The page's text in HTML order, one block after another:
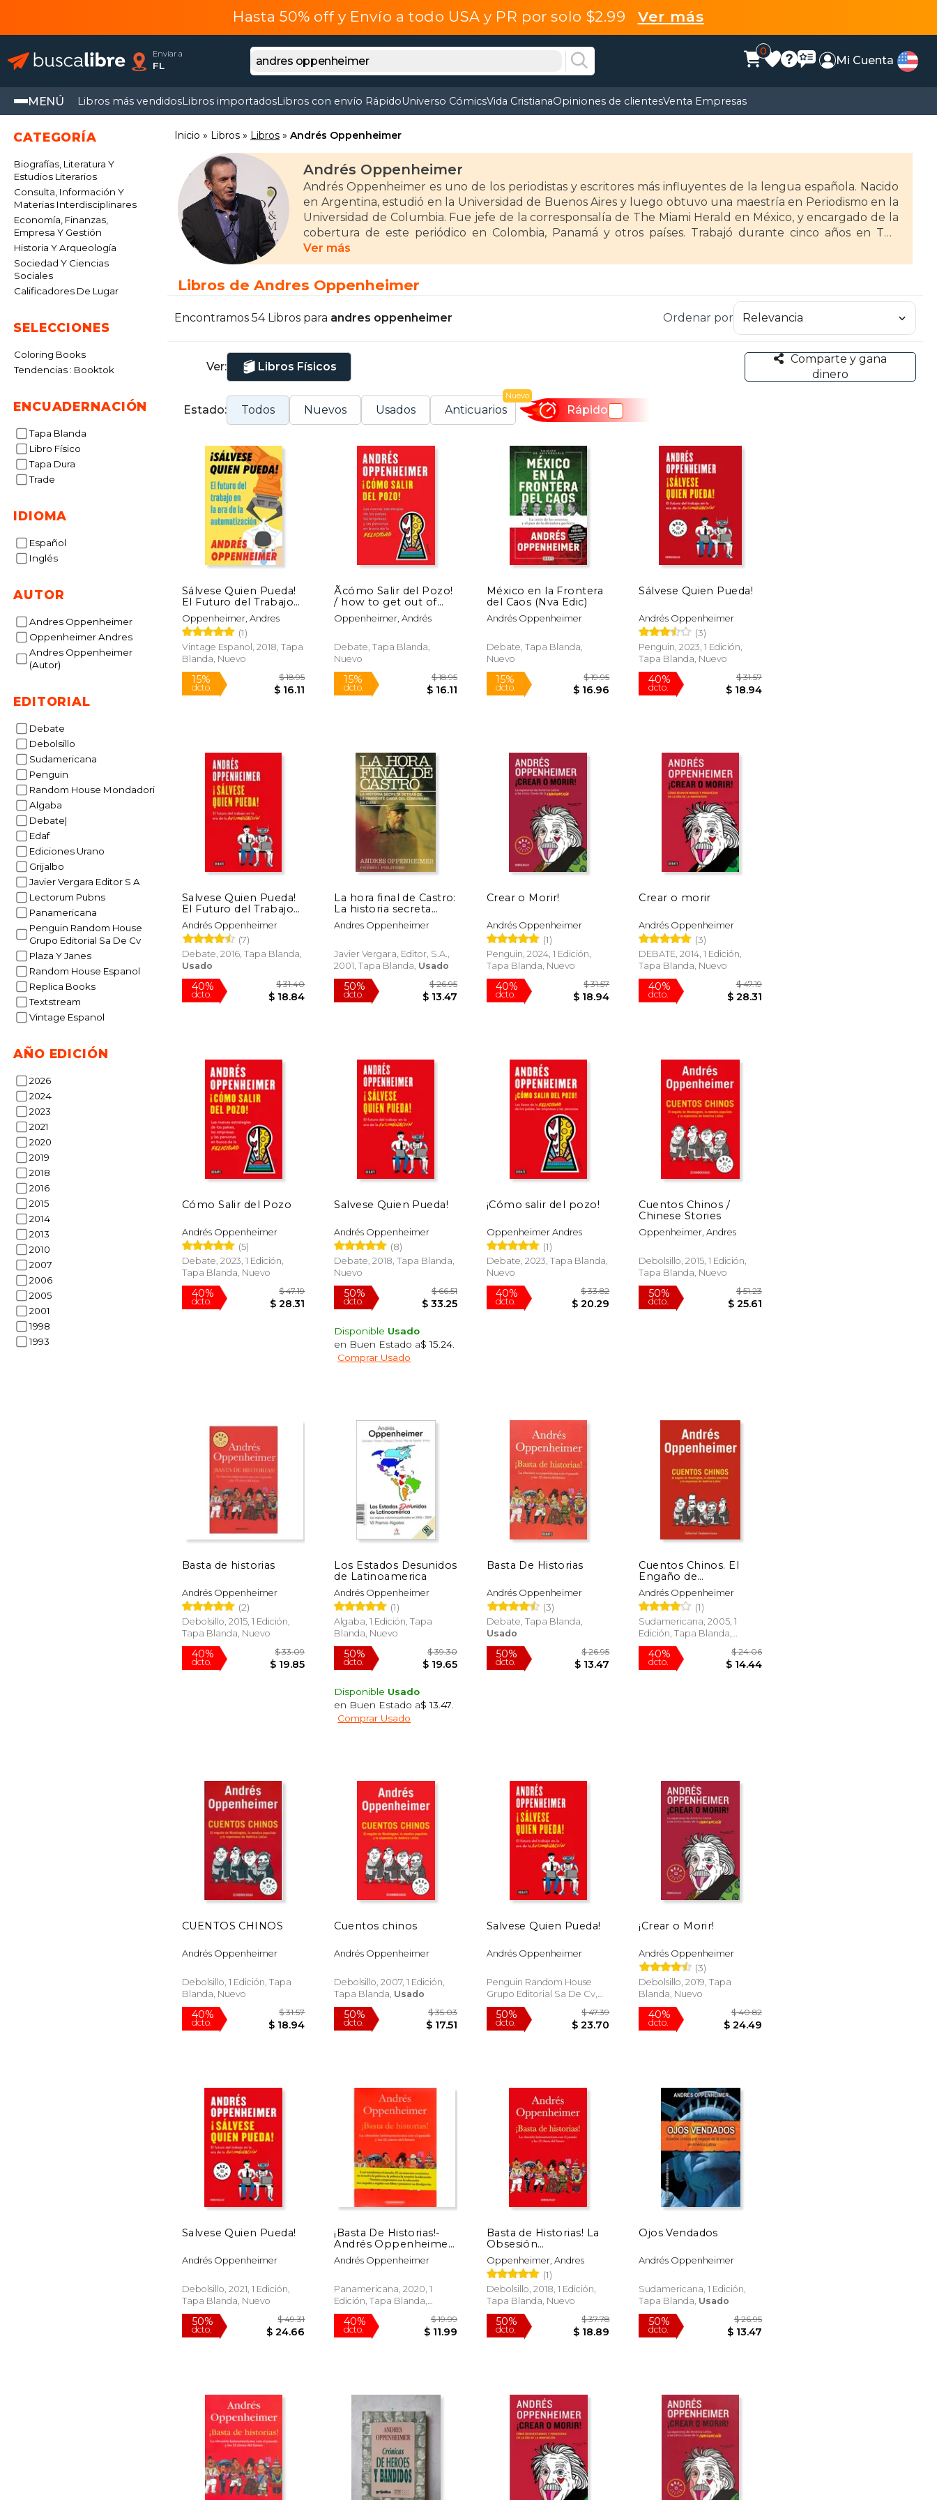
Hasta 50% off y Envío a todo USA y PR por solo $2.99 Ver más
Enviar a
FL
0
Mi Cuenta
MENÚ Libros más vendidosLibros importadosLibros con envío RápidoUniverso CómicsVida CristianaOpiniones de clientesVenta Empresas
CATEGORÍA
Biografías, Literatura Y
Estudios Literarios
Consulta, Información Y
Materias Interdisciplinares
Economía, Finanzas,
Empresa Y Gestión
Historia Y Arqueología
Sociedad Y Ciencias
Sociales
Calificadores De Lugar
SELECCIONES
Coloring Books
Tendencias : Booktok
ENCUADERNACIÓN
Tapa Blanda
Libro Físico
Tapa Dura
Trade
IDIOMA
Español
Inglés
AUTOR
Andres Oppenheimer
Oppenheimer Andres
Andres Oppenheimer
(Autor)
EDITORIAL
Debate
Debolsillo
Sudamericana
Penguin
Random House Mondadori
Algaba
Debate|
Edaf
Ediciones Urano
Grijalbo
Javier Vergara Editor S A
Lectorum Pubns
Panamericana
Penguin Random House
Grupo Editorial Sa De Cv
Plaza Y Janes
Random House Espanol
Replica Books
Textstream
Vintage Espanol
AÑO EDICIÓN
2026
2024
2023
2021
2020
2019
2018
2016
2015
2014
2013
2010
2007
2006
2005
2001
1998
1993
Inicio Libros Libros Andrés Oppenheimer
Andrés Oppenheimer
Andrés Oppenheimer es uno de los periodistas y escritores más influyentes de la lengua española. Nacido
en Argentina, estudió en la Universidad de Buenos Aires y luego obtuvo una maestría en Periodismo en la
Universidad de Columbia. Fue jefe de la corresponsalía de The Miami Herald en México, y encargado de la
cobertura de este periódico en Colombia, Panamá y otros países. Trabajó durante cinco años en The
Associated Press en Nueva York y ha escrito para The New York Times, The Washington Post, The New
Republic, CBS News y El País, de España. Actualmente es columnista de The Miami Herald y conductor del
programa Oppenheimer Presenta en Foro TV y CNN en Español. Sus libros más recientes son Crear o morir,
Basta de historias, Cuentos chinos y Crónicas de héroes y bandidos. Fue ganador del Premio Pulitzer de
1987 junto con el equipo de The Miami Herald que descubrió el escándalo Irán-Contras; recibió los premios
Ortega y Gasset del periódico El País; el Premio Rey de España, otorgado por la agencia EFE; el Maria
de la Academia Nacional de Televisión, Artes y Ciencias de Estados Unidos. Ha sido distinguido con
doctorados honoris causa por la Universidad ESAN de Perú, la Universidad Domingo Savio de Bolivia y la
Universidad Galileo de Guatemala.
Ver más
Libros de Andres Oppenheimer
Encontramos 54 Libros para andres oppenheimer Ordenar por
Ver: Libros Físicos
Comparte y gana
dinero
Estado: Todos Nuevos Usados Anticuarios
Nuevo
Rápido
Sálvese Quien Pueda!
El Futuro del Trabajo
en la era de la
Automatización
Oppenheimer, Andres
(1)
Vintage Espanol, 2018, Tapa
Blanda, Nuevo
15%
dcto.
Ãcómo Salir del Pozo!
/ how to get out of
the Well!
Oppenheimer, Andrés
Debate, Tapa Blanda,
Nuevo
15%
dcto.
México en la Frontera
del Caos (Nva Edic)
Andrés Oppenheimer
Debate, Tapa Blanda,
Nuevo
15% $ 19.95
$ 16.96
Sálvese Quien Pueda!
Andrés Oppenheimer
(3)
Penguin, 2023, 1 Edición,
Tapa Blanda, Nuevo
40%
Salvese Quien Pueda!
El Futuro del Trabajo
en la era de la
Automatiza
Andrés Oppenheimer
(7)
Debate, 2016, Tapa Blanda,
Usado
40%
dcto.
La hora final de Castro:
La historia secreta
detrás de la inminente
caída del comunismo
Andres Oppenheimer
Javier Vergara, Editor, S.A.,
2001, Tapa Blanda, Usado
50%
dcto.
Crear o Morir!
Andrés Oppenheimer
(1)
Penguin, 2024, 1 Edición,
Tapa Blanda, Nuevo
40%
dcto.
$ 31.57
$ 18.94
Crear o morir
Andrés Oppenheimer
(3)
DEBATE, 2014, 1 Edición,
Tapa Blanda, Nuevo
40%
dcto.
Cómo Salir del Pozo
Andrés Oppenheimer
(5)
Debate, 2023, 1 Edición,
Tapa Blanda, Nuevo
40%
dcto.
Salvese Quien Pueda!
Andrés Oppenheimer
(8)
Debate, 2018, Tapa Blanda,
Nuevo
50%
dcto.
Disponible Usado
en Buen Estado a$ 15.24
Comprar Usado
¡Cómo salir del pozo!
Oppenheimer Andres
(1)
Debate, 2023, Tapa Blanda,
Nuevo
40%
dcto. $ 20.29
Cuentos Chinos /
Chinese Stories
Oppenheimer, Andres
Debolsillo, 2015, 1 Edición,
Tapa Blanda, Nuevo
dcto.
Basta de historias
Andrés Oppenheimer
(2)
Debolsillo, 2015, 1 Edición,
Tapa Blanda, Nuevo
40%
dcto.
Los Estados Desunidos
de Latinoamerica
Andrés Oppenheimer
(1)
Algaba, 1 Edición, Tapa
Blanda, Nuevo
50%
dcto.
Disponible Usado
en Buen Estado a$ 13.47
Comprar Usado
Basta De Historias
Andrés Oppenheimer
(3)
Debate, Tapa Blanda,
Usado
50%
dcto.
Cuentos Chinos. El
Engaño de
Washington, la
Mentira Populista y la
Esperanza de America
Latina
Andrés Oppenheimer
(1)
Sudamericana, 2005, 1
Edición, Tapa Blanda,
Usado
40%
dcto.
CUENTOS CHINOS
Andrés Oppenheimer
Debolsillo, 1 Edición, Tapa
Blanda, Nuevo
40% $ 31.57
$ 18.94
Cuentos chinos
Andrés Oppenheimer
Debolsillo, 2007, 1 Edición,
Tapa Blanda, Usado
50%
dcto.
$ 35.03
$ 17.51
Salvese Quien Pueda!
Andrés Oppenheimer
Penguin Random House
Grupo Editorial Sa De Cv,
2014, 1 Edición, Tapa Blanda,
Nuevo
50% $ 47.39
¡Crear o Morir!
Andrés Oppenheimer
(3)
Debolsillo, 2019, Tapa
Blanda, Nuevo
Salvese Quien Pueda!
Andrés Oppenheimer
Debolsillo, 2021, 1 Edición,
Tapa Blanda, Nuevo
¡Basta De Historias!-
Andrés Oppenheimer-
Panamericana
Andrés Oppenheimer
Panamericana, 2020, 1
Edición, Tapa Blanda,
Usado
Basta de Historias! La
Obsesión
Latinoamericana con
el Pasado y las 12
Claves del Futuro
Oppenheimer, Andres
(1)
Debolsillo, 2018, 1 Edición,
Tapa Blanda, Nuevo
Ojos Vendados
Andrés Oppenheimer
Sudamericana, 1 Edición,
Tapa Blanda, Usado